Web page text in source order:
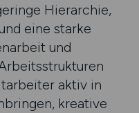
Hierarchie,
eine starke
und
aktiv in
kreative